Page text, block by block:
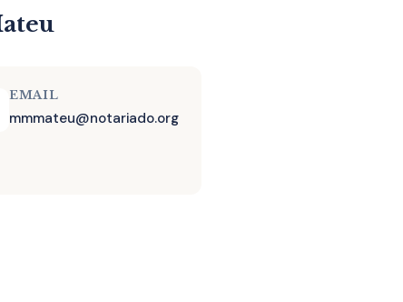
EMAIL
mmmateu@notariado.org